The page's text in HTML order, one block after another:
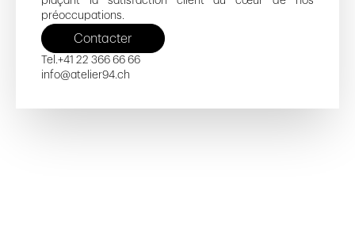
préoccupations.
Contacter
Tel.+41 22 366 66 66
info@atelier94.ch